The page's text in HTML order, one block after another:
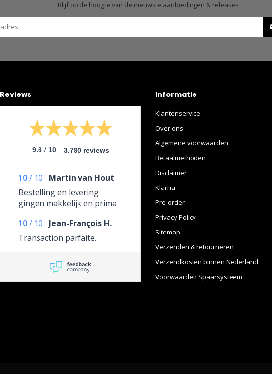
Blijf op de hoogte van de nieuwste aanbiedingen & releases
Reviews
9.6 / 10 3.790 reviews
10 / 10
Martin van Hout
Bestelling en levering
gingen makkelijk en prima
10 / 10
Jean-François H.
Transaction parfaite.
Informatie
Klantenservice
Over ons
Algemene voorwaarden
Betaalmethoden
Disclaimer
Klarna
Pre-order
Privacy Policy
Sitemap
Verzenden & retourneren
Verzendkosten binnen Nederland
Voorwaarden Spaarsysteem